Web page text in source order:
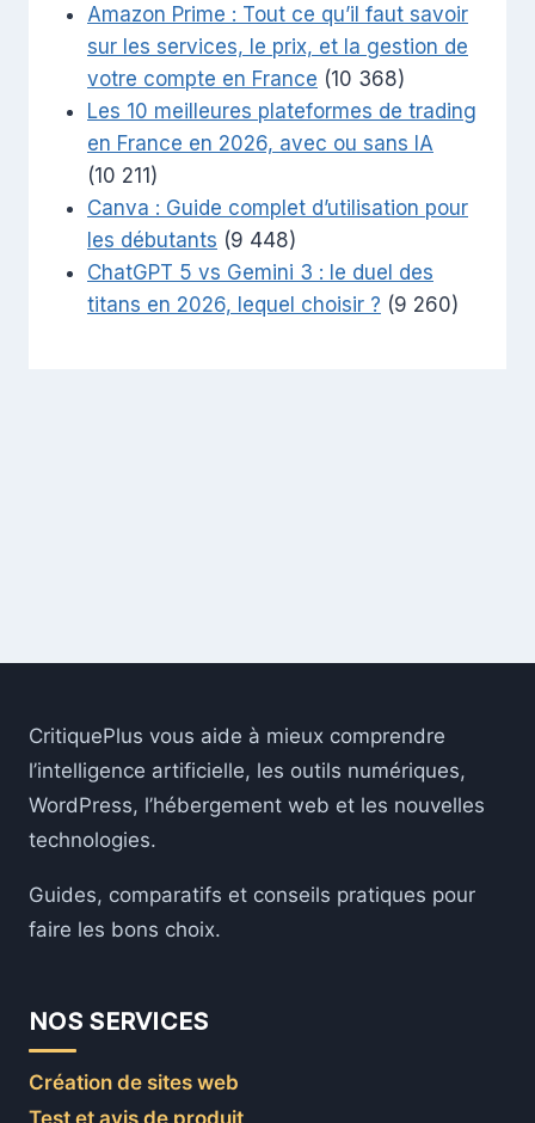
Amazon Prime : Tout ce qu’il faut savoir
sur les services, le prix, et la gestion de
votre compte en France (10 368)
Les 10 meilleures plateformes de trading
en France en 2026, avec ou sans IA
(10 211)
Canva : Guide complet d’utilisation pour
les débutants (9 448)
ChatGPT 5 vs Gemini 3 : le duel des
titans en 2026, lequel choisir ? (9 260)
CritiquePlus vous aide à mieux comprendre
l’intelligence artificielle, les outils numériques,
WordPress, l’hébergement web et les nouvelles
technologies.
Guides, comparatifs et conseils pratiques pour
faire les bons choix.
NOS SERVICES
Création de sites web